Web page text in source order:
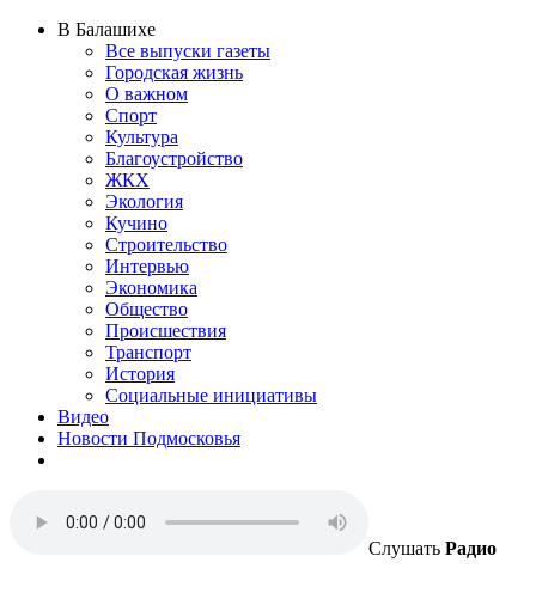
В Балашихе
Все выпуски газеты
Городская жизнь
О важном
Спорт
Культура
Благоустройство
ЖКХ
Экология
Кучино
Строительство
Интервью
Экономика
Общество
Происшествия
Транспорт
История
Социальные инициативы
Видео
Новости Подмосковья
Слушать Радио